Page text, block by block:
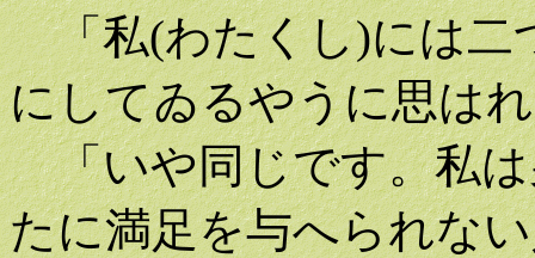
「私(わたくし)には二
にしてゐるやうに思は
「いや同じです。私は
たに満足を与へられな